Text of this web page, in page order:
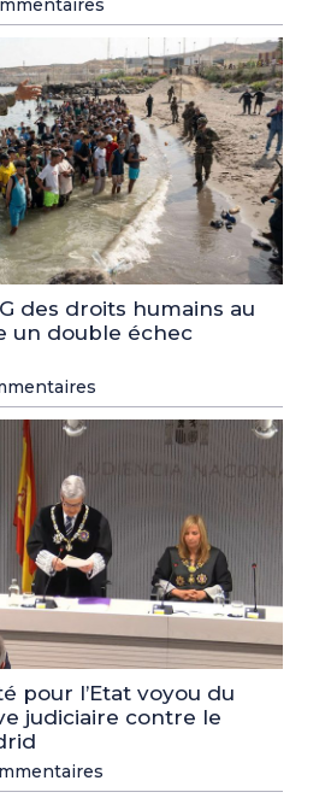
des droits humains au
un double échec
pour l’Etat voyou du
judiciaire contre le